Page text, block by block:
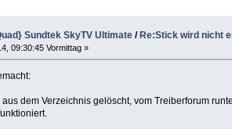
Sundtek SkyTV Ultimate / Re:Stick wird nicht
09:30:45 Vormittag »
dem Verzeichnis gelöscht, vom Treiberforum